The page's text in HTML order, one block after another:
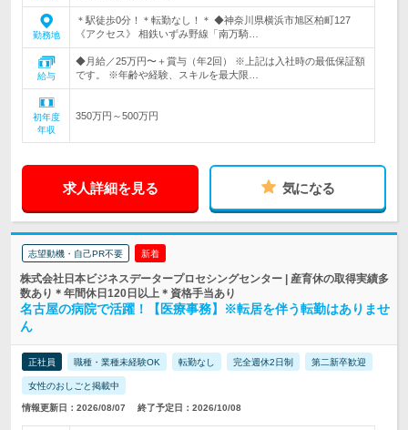
勤務地
＊駅徒歩0分！＊転勤なし！＊ ◆神奈川県横浜市旭区柏町127
《アクセス》 相鉄いずみ野線「南万騎…
給与
◆月給／25万円〜＋賞与（年2回） ※上記は入社時の最低保証額
です。 ※年齢や経験、スキルを最大限…
初年度
年収
350万円～500万円
求人詳細を見る 気になる
志望動機・自己PR不要 新着
株式会社日本ビジネスデータープロセシングセンター | 産育休の取得実績多
数あり＊年間休日120日以上＊資格手当あり
名古屋の病院で活躍！【医療事務】※転居を伴う転勤はありませ
ん
正社員 職種・業種未経験OK 転勤なし 完全週休2日制 第二新卒歓迎
女性のおしごと掲載中
情報更新日：2026/08/07 終了予定日：2026/10/08